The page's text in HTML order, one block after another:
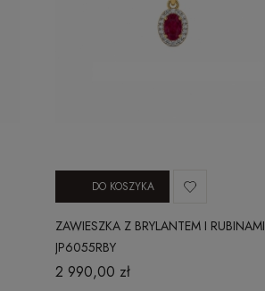
ZAWIESZKA Z BRYLANTEM I RUBINAMI
JP6055RBY
2 990,00 zł
DO KOSZYKA